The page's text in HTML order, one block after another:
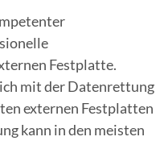
Festplatte.
mit der Datenrettung
externen Festplatten
kann in den meisten